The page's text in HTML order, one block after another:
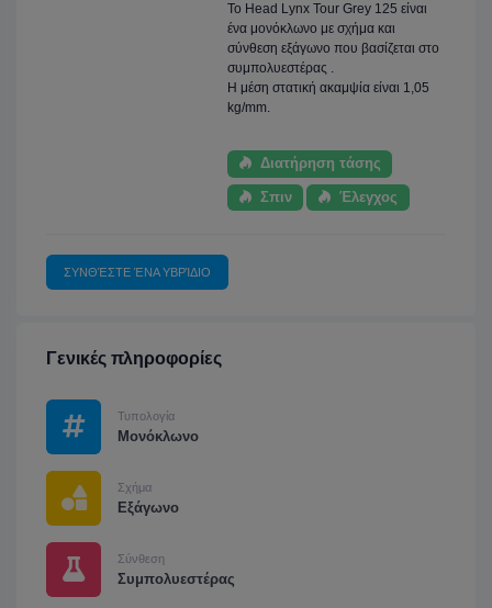
Το Head Lynx Tour Grey 125 είναι
ένα μονόκλωνο με σχήμα και
σύνθεση εξάγωνο που βασίζεται στο
συμπολυεστέρας .
Η μέση στατική ακαμψία είναι 1,05
kg/mm.
Διατήρηση τάσης
Σπιν Έλεγχος
ΣΥΝΘΈΣΤΕ ΈΝΑ ΥΒΡΊΔΙΟ
Γενικές πληροφορίες
Τυπολογία
Μονόκλωνο
Σχήμα
Εξάγωνο
Σύνθεση
Συμπολυεστέρας